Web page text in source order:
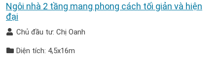
Ngôi nhà 2 tầng mang phong cách tối giản và hiện
đại
Chủ đầu tư: Chị Oanh
Diện tích: 4,5x16m